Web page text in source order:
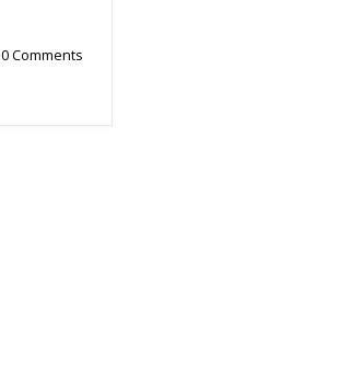
0 Comments